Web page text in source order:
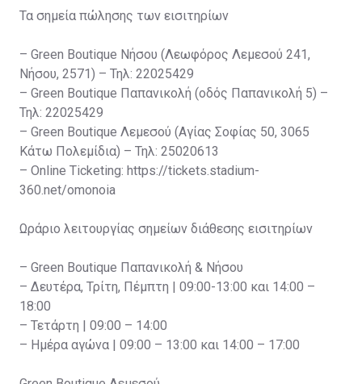
Τα σημεία πώλησης των εισιτηρίων
– Green Boutique Νήσου (Λεωφόρος Λεμεσού 241,
Νήσου, 2571) – Τηλ: 22025429
– Green Boutique Παπανικολή (οδός Παπανικολή 5) –
Τηλ: 22025429
– Green Boutique Λεμεσού (Αγίας Σοφίας 50, 3065
Κάτω Πολεμίδια) – Τηλ: 25020613
– Online Ticketing: https://tickets.stadium-
360.net/omonoia
Ωράριο λειτουργίας σημείων διάθεσης εισιτηρίων
– Green Boutique Παπανικολή & Νήσου
– Δευτέρα, Τρίτη, Πέμπτη | 09:00-13:00 και 14:00 –
18:00
– Τετάρτη | 09:00 – 14:00
– Ημέρα αγώνα | 09:00 – 13:00 και 14:00 – 17:00